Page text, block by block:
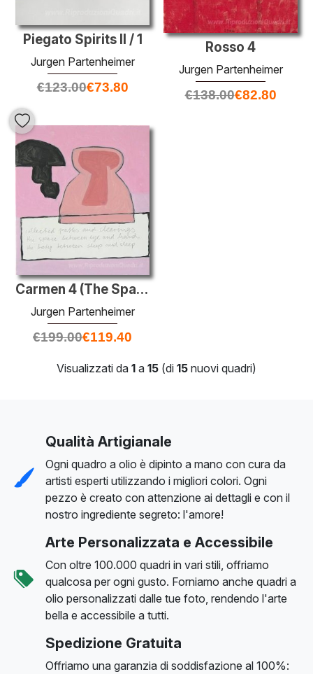
Piegato Spirits II / 1
Jurgen Partenheimer
€123.00€73.80
Rosso 4
Jurgen Partenheimer
€138.00€82.80
Carmen 4 (The Space Between)
Jurgen Partenheimer
€199.00€119.40
Visualizzati da 1 a 15 (di 15 nuovi quadri)
Qualità Artigianale
Ogni quadro a olio è dipinto a mano con cura da
artisti esperti utilizzando i migliori colori. Ogni
pezzo è creato con attenzione ai dettagli e con il
nostro ingrediente segreto: l'amore!
Arte Personalizzata e Accessibile
Con oltre 100.000 quadri in vari stili, offriamo
qualcosa per ogni gusto. Forniamo anche quadri a
olio personalizzati dalle tue foto, rendendo l'arte
bella e accessibile a tutti.
Spedizione Gratuita
Offriamo una garanzia di soddisfazione al 100%: